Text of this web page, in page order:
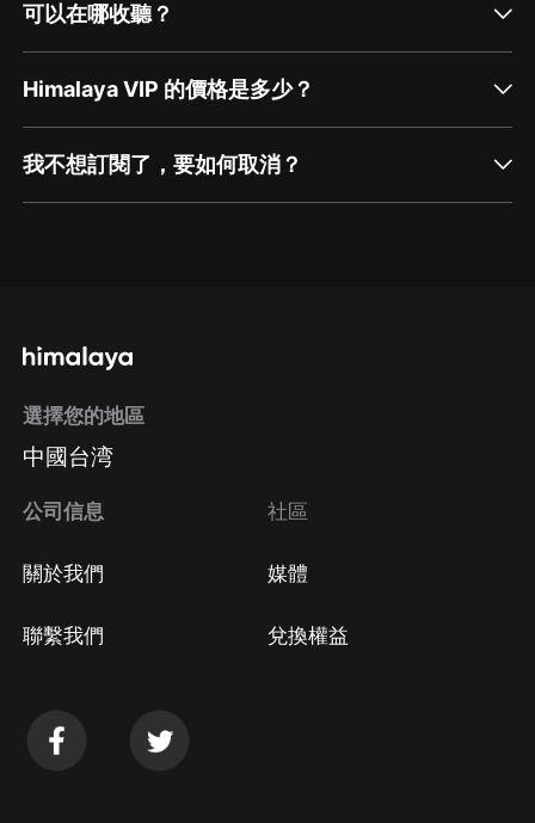
可以在哪收聽？
Himalaya VIP 的價格是多少？
我不想訂閱了，要如何取消？
方法 Google Play取消訂閱方法
選擇您的地區
中國台湾
公司信息
關於我們
聯繫我們
社區
媒體
兌換權益